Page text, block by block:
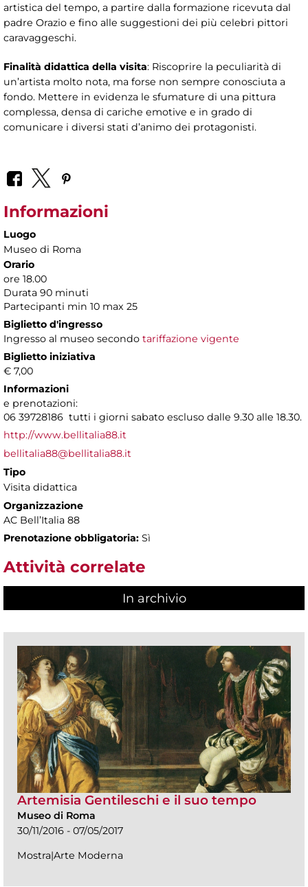
artistica del tempo, a partire dalla formazione ricevuta dal
padre Orazio e fino alle suggestioni dei più celebri pittori
caravaggeschi.
Finalità didattica della visita: Riscoprire la peculiarità di
un’artista molto nota, ma forse non sempre conosciuta a
fondo. Mettere in evidenza le sfumature di una pittura
complessa, densa di cariche emotive e in grado di
comunicare i diversi stati d’animo dei protagonisti.
Informazioni
Luogo
Museo di Roma
Orario
ore 18.00
Durata 90 minuti
Partecipanti min 10 max 25
Biglietto d'ingresso
Ingresso al museo secondo tariffazione vigente
Biglietto iniziativa
€ 7,00
Informazioni
e prenotazioni:
06 39728186 tutti i giorni sabato escluso dalle 9.30 alle 18.30.
http://www.bellitalia88.it
bellitalia88@bellitalia88.it
Tipo
Visita didattica
Organizzazione
AC Bell’Italia 88
Prenotazione obbligatoria: Sì
Attività correlate
In archivio
Artemisia Gentileschi e il suo tempo
Museo di Roma
30/11/2016 - 07/05/2017
Mostra|Arte Moderna